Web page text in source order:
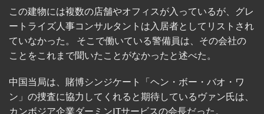
この建物には複数の店舗やオフィスが入っているが、グレ
ートライズ人事コンサルタントは入居者としてリストされ
ていなかった。 そこで働いている警備員は、その会社の
ことをこれまで聞いたことがなかったと述べた。
中国当局は、賭博シンジケート「ヘン・ボー・バオ・ワ
ン」の捜査に協力してくれると期待しているヴァン氏は、
カンボジア企業ダーミンITサービスの会長だった。